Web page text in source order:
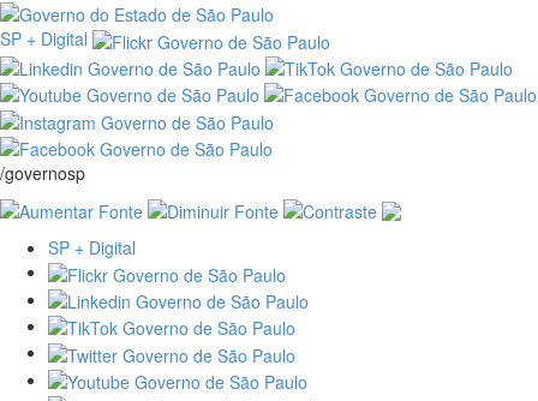
SP + Digital
/governosp
SP + Digital